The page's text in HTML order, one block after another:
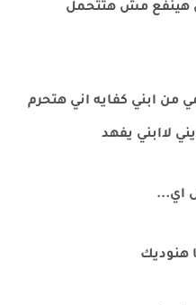
مش هتتحمل
ابني كفايه اني هتحرم
لاابني يفهد
اي...
هنوديك